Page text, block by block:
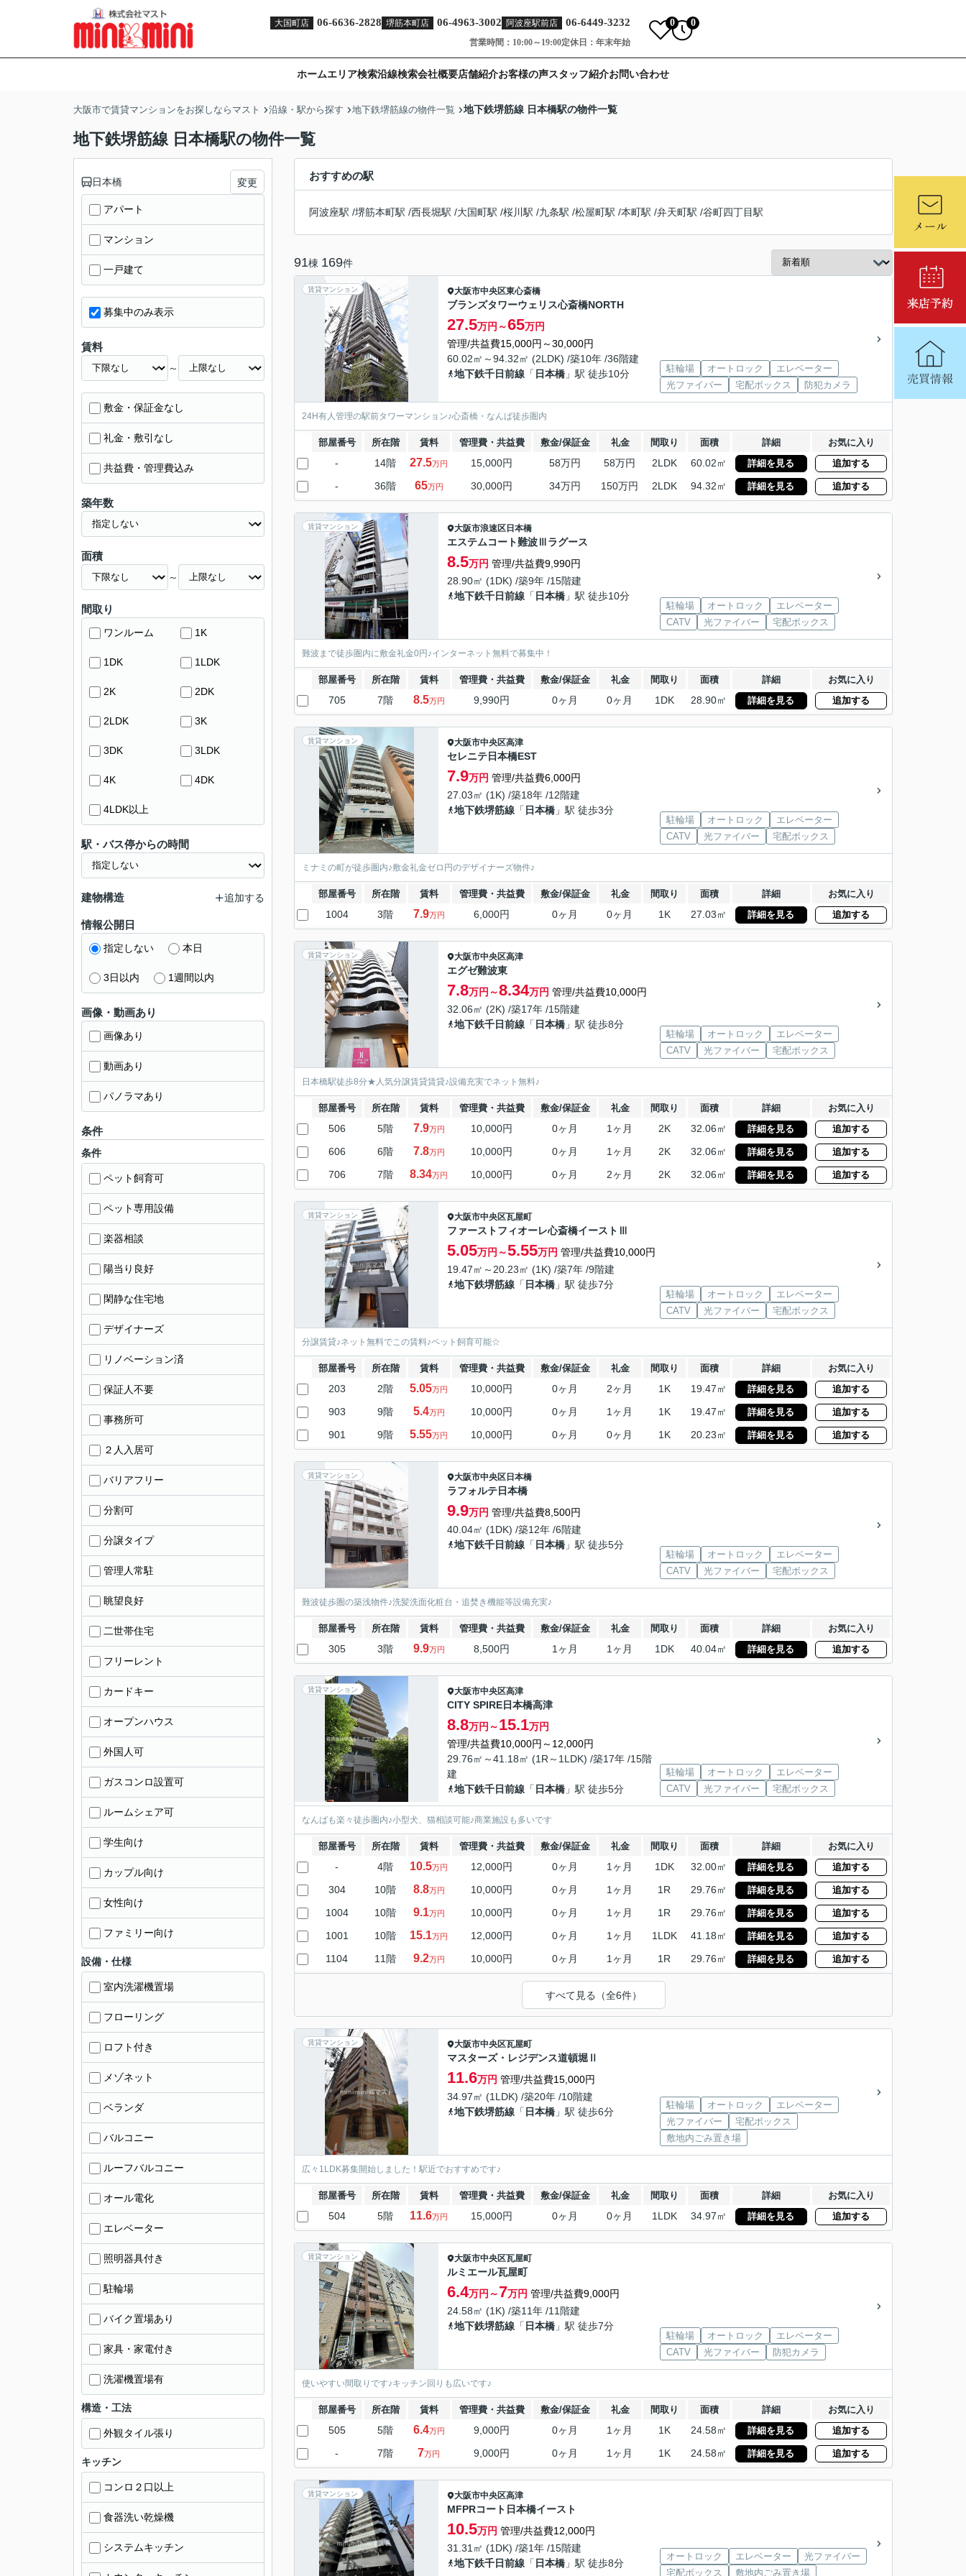
大国町店 06-6636-2828 堺筋本町店 06-4963-3002 阿波座駅前店 06-6449-3232
営業時間：10:00～19:00定休日：年末年始
0 0
ホームエリア検索沿線検索会社概要店舗紹介お客様の声スタッフ紹介お問い合わせ
大阪市で賃貸マンションをお探しならマスト 沿線・駅から探す 地下鉄堺筋線の物件一覧 地下鉄堺筋線 日本橋駅の物件一覧
地下鉄堺筋線 日本橋駅の物件一覧
おすすめの駅
阿波座駅 /堺筋本町駅 /西長堀駅 /大国町駅 /桜川駅 /九条駅 /松屋町駅 /本町駅 /弁天町駅 /谷町四丁目駅
91棟 169件
賃貸マンション 大阪市中央区東心斎橋
ブランズタワーウェリス心斎橋NORTH
27.5万円～65万円
管理/共益費15,000円～30,000円
60.02㎡～94.32㎡ (2LDK) /築10年 /36階建
地下鉄千日前線 「 日本橋 」駅 徒歩10分 駐輪場 オートロック
エレベーター
光ファイバー
宅配ボックス 防犯カメラ
24H有人管理の駅前タワーマンション♪心斎橋・なんば徒歩圏内
部屋番号 所在階 賃料 管理費・共益費 敷金/保証金 礼金 間取り 面積 詳細 お気に入り
- 14階 27.5万円 15,000円 58万円 58万円 2LDK 60.02㎡ 詳細を見る 追加する
- 36階 65万円 30,000円 34万円 150万円 2LDK 94.32㎡ 詳細を見る 追加する
賃貸マンション 大阪市浪速区 日本橋
エステムコート難波Ⅲラグース
8.5万円 管理/共益費9,990円
28.90㎡ (1DK) /築9年 /15階建
地下鉄千日前線 「 日本橋 」駅 徒歩10分
駐輪場 オートロック
エレベーター
CATV
光ファイバー 宅配ボックス
難波まで徒歩圏内に敷金礼金0円♪インターネット無料で募集中！
部屋番号 所在階 賃料 管理費・共益費 敷金/保証金 礼金 間取り 面積 詳細 お気に入り
705 7階 8.5万円 9,990円 0ヶ月 0ヶ月 1DK 28.90㎡ 詳細を見る 追加する
賃貸マンション 大阪市中央区高津
セレニテ日本橋EST
7.9万円 管理/共益費6,000円
27.03㎡ (1K) /築18年 /12階建
地下鉄堺筋線 「 日本橋 」駅 徒歩3分
駐輪場 オートロック
エレベーター
CATV
光ファイバー 宅配ボックス
ミナミの町が徒歩圏内♪敷金礼金ゼロ円のデザイナーズ物件♪
部屋番号 所在階 賃料 管理費・共益費 敷金/保証金 礼金 間取り 面積 詳細 お気に入り
1004 3階 7.9万円 6,000円 0ヶ月 0ヶ月 1K 27.03㎡ 詳細を見る 追加する
賃貸マンション 大阪市中央区高津
エグゼ難波東
7.8万円～8.34万円 管理/共益費10,000円
32.06㎡ (2K) /築17年 /15階建
地下鉄千日前線 「 日本橋 」駅 徒歩8分
駐輪場 オートロック
エレベーター
CATV
光ファイバー 宅配ボックス
日本橋駅徒歩8分★人気分譲賃貸賃貸♪設備充実でネット無料♪
部屋番号 所在階 賃料 管理費・共益費 敷金/保証金 礼金 間取り 面積 詳細 お気に入り
506 5階 7.9万円 10,000円 0ヶ月 1ヶ月 2K 32.06㎡ 詳細を見る 追加する
606 6階 7.8万円 10,000円 0ヶ月 1ヶ月 2K 32.06㎡ 詳細を見る 追加する
706 7階 8.34万円 10,000円 0ヶ月 2ヶ月 2K 32.06㎡ 詳細を見る 追加する
賃貸マンション 大阪市中央区瓦屋町
ファーストフィオーレ心斎橋イーストⅢ
5.05万円～5.55万円 管理/共益費10,000円
19.47㎡～20.23㎡ (1K) /築7年 /9階建
地下鉄堺筋線 「 日本橋 」駅 徒歩7分
駐輪場 オートロック
エレベーター
CATV
光ファイバー 宅配ボックス
分譲賃貸♪ネット無料でこの賃料♪ペット飼育可能☆
部屋番号 所在階 賃料 管理費・共益費 敷金/保証金 礼金 間取り 面積 詳細 お気に入り
203 2階 5.05万円 10,000円 0ヶ月 2ヶ月 1K 19.47㎡ 詳細を見る 追加する
903 9階 5.4万円 10,000円 0ヶ月 1ヶ月 1K 19.47㎡ 詳細を見る 追加する
901 9階 5.55万円 10,000円 0ヶ月 0ヶ月 1K 20.23㎡ 詳細を見る 追加する
賃貸マンション 大阪市中央区 日本橋
ラフォルテ日本橋
9.9万円 管理/共益費8,500円
40.04㎡ (1DK) /築12年 /6階建
地下鉄千日前線 「 日本橋 」駅 徒歩5分
駐輪場 オートロック
エレベーター
CATV
光ファイバー 宅配ボックス
難波徒歩圏の築浅物件♪洗髪洗面化粧台・追焚き機能等設備充実♪
部屋番号 所在階 賃料 管理費・共益費 敷金/保証金 礼金 間取り 面積 詳細 お気に入り
305 3階 9.9万円 8,500円 1ヶ月 1ヶ月 1DK 40.04㎡ 詳細を見る 追加する
賃貸マンション 大阪市中央区高津
CITY SPIRE日本橋高津
8.8万円～15.1万円
管理/共益費10,000円～12,000円
29.76㎡～41.18㎡ (1R～1LDK) /築17年 /15階
建
地下鉄千日前線 「 日本橋 」駅 徒歩5分
駐輪場 オートロック
エレベーター
CATV
光ファイバー 宅配ボックス
なんばも楽々徒歩圏内♪小型犬、猫相談可能♪商業施設も多いです
部屋番号 所在階 賃料 管理費・共益費 敷金/保証金 礼金 間取り 面積 詳細 お気に入り
- 4階 10.5万円 12,000円 0ヶ月 1ヶ月 1DK 32.00㎡ 詳細を見る 追加する
304 10階 8.8万円 10,000円 0ヶ月 1ヶ月 1R 29.76㎡ 詳細を見る 追加する
1004 10階 9.1万円 10,000円 0ヶ月 1ヶ月 1R 29.76㎡ 詳細を見る 追加する
1001 10階 15.1万円 12,000円 0ヶ月 1ヶ月 1LDK 41.18㎡ 詳細を見る 追加する
1104 11階 9.2万円 10,000円 0ヶ月 1ヶ月 1R 29.76㎡ 詳細を見る 追加する
すべて見る（全6件）
賃貸マンション 大阪市中央区瓦屋町
マスターズ・レジデンス道頓堀Ⅱ
11.6万円 管理/共益費15,000円
34.97㎡ (1LDK) /築20年 /10階建
地下鉄堺筋線 「 日本橋 」駅 徒歩6分
駐輪場 オートロック
エレベーター
光ファイバー
宅配ボックス
敷地内ごみ置き場
広々1LDK募集開始しました！駅近でおすすめです♪
部屋番号 所在階 賃料 管理費・共益費 敷金/保証金 礼金 間取り 面積 詳細 お気に入り
504 5階 11.6万円 15,000円 0ヶ月 0ヶ月 1LDK 34.97㎡ 詳細を見る 追加する
賃貸マンション 大阪市中央区瓦屋町
ルミエール瓦屋町
6.4万円～7万円 管理/共益費9,000円
24.58㎡ (1K) /築11年 /11階建
地下鉄堺筋線 「 日本橋 」駅 徒歩7分
駐輪場 オートロック
エレベーター
CATV
光ファイバー 防犯カメラ
使いやすい間取りです♪キッチン回りも広いです♪
部屋番号 所在階 賃料 管理費・共益費 敷金/保証金 礼金 間取り 面積 詳細 お気に入り
505 5階 6.4万円 9,000円 0ヶ月 1ヶ月 1K 24.58㎡ 詳細を見る 追加する
- 7階 7万円 9,000円 0ヶ月 1ヶ月 1K 24.58㎡ 詳細を見る 追加する
賃貸マンション 大阪市中央区高津
MFPRコート日本橋イースト
10.5万円 管理/共益費12,000円
31.31㎡ (1DK) /築1年 /15階建
地下鉄千日前線 「 日本橋 」駅 徒歩8分
オートロック エレベーター
光ファイバー
宅配ボックス
敷地内ごみ置き場
日本橋 変更
アパート
マンション
一戸建て
募集中のみ表示
賃料
～
敷金・保証金なし
礼金・敷引なし
共益費・管理費込み
築年数
面積
～
間取り
ワンルーム 1K
1DK 1LDK
2K 2DK
2LDK 3K
3DK 3LDK
4K 4DK
4LDK以上
駅・バス停からの時間
建物構造 追加する
情報公開日
指定しない 本日
3日以内 1週間以内
画像・動画あり
画像あり
動画あり
パノラマあり
条件
条件
ペット飼育可
ペット専用設備
楽器相談
陽当り良好
閑静な住宅地
デザイナーズ
リノベーション済
保証人不要
事務所可
２人入居可
バリアフリー
分割可
分譲タイプ
管理人常駐
眺望良好
二世帯住宅
フリーレント
カードキー
オープンハウス
外国人可
ガスコンロ設置可
ルームシェア可
学生向け
カップル向け
女性向け
ファミリー向け
設備・仕様
室内洗濯機置場
フローリング
ロフト付き
メゾネット
ベランダ
バルコニー
ルーフバルコニー
オール電化
エレベーター
照明器具付き
駐輪場
バイク置場あり
家具・家電付き
洗濯機置場有
構造・工法
外観タイル張り
キッチン
コンロ２口以上
食器洗い乾燥機
システムキッチン